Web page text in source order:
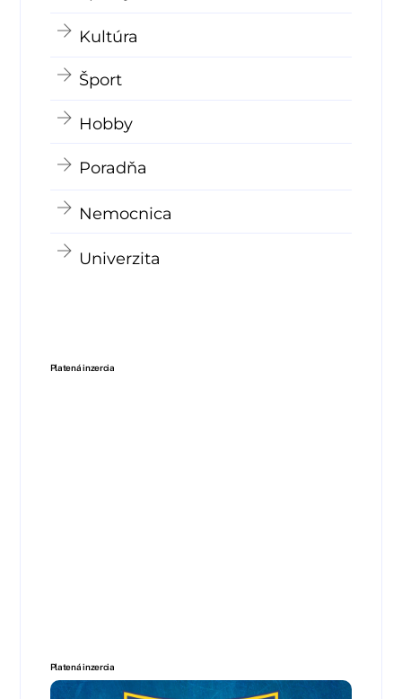
Kultúra
Šport
Hobby
Poradňa
Nemocnica
Univerzita
Platená inzercia
Platená inzercia